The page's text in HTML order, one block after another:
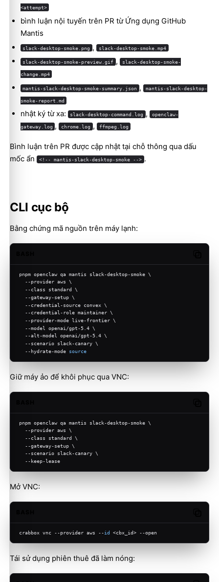
<attempt>
bình luận nội tuyến trên PR từ Ứng dụng GitHub
Mantis
slack-desktop-smoke.png , slack-desktop-smoke.mp4
slack-desktop-smoke-preview.gif , slack-desktop-smoke-
change.mp4
mantis-slack-desktop-smoke-summary.json , mantis-slack-desktop-
smoke-report.md
nhật ký từ xa: slack-desktop-command.log , openclaw-
gateway.log , chrome.log , ffmpeg.log
Bình luận trên PR được cập nhật tại chỗ thông qua dấu
mốc ẩn
<!-- mantis-slack-desktop-smoke --> .
CLI cục bộ
Bằng chứng mã nguồn trên máy lạnh:
pnpm openclaw qa mantis slack-desktop-smoke \
  --provider aws \
  --class standard \
  --gateway-setup \
  --credential-source convex \
  --credential-role maintainer \
  --provider-mode live-frontier \
  --model openai/gpt-5.4 \
  --alt-model openai/gpt-5.4 \
  --scenario slack-canary \
  --hydrate-mode
source
Giữ máy ảo để khôi phục qua VNC:
pnpm openclaw qa mantis slack-desktop-smoke \
  --provider aws \
  --class standard \
  --gateway-setup \
  --scenario slack-canary \
  --keep-lease
Mở VNC:
crabbox vnc --provider aws --id <cbx_id> --open
Tái sử dụng phiên thuê đã làm nóng: